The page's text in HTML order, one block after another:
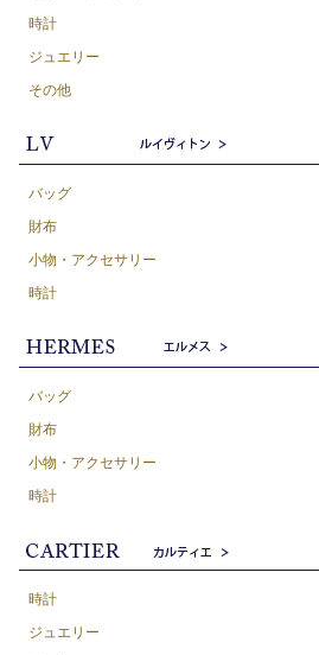
時計
ジュエリー
その他
バッグ
財布
小物・アクセサリー
時計
バッグ
財布
小物・アクセサリー
時計
時計
ジュエリー